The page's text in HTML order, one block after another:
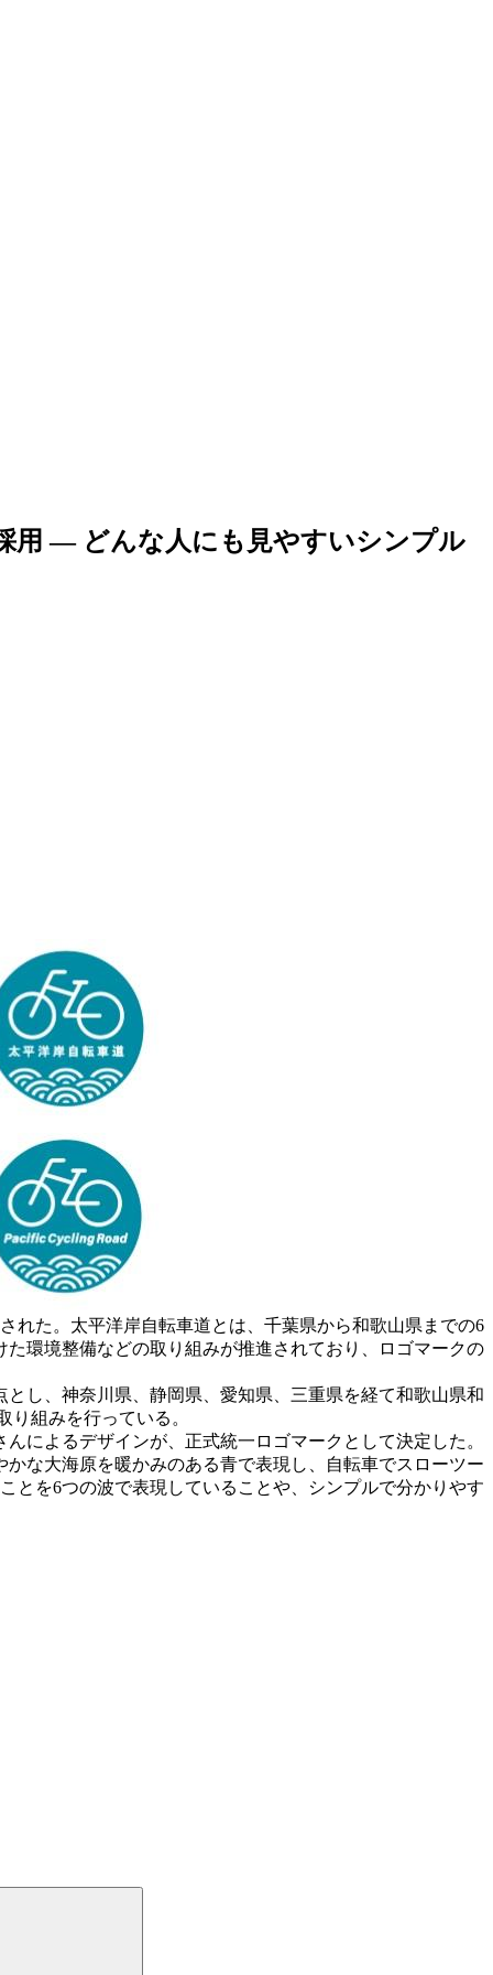
用 — どんな人にも見やすいシンプル
れた。太平洋岸自転車道とは、千葉県から和歌山県までの6
環境整備などの取り組みが推進されており、ロゴマークの
し、神奈川県、静岡県、愛知県、三重県を経て和歌山県和
組みを行っている。
によるデザインが、正式統一ロゴマークとして決定した。
な大海原を暖かみのある青で表現し、自転車でスローツー
とを6つの波で表現していることや、シンプルで分かりやす